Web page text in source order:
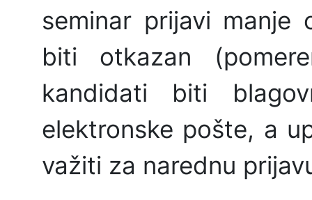
seminar prijavi manje
biti otkazan
kandidati biti
elektronske pošte, a
važiti za narednu